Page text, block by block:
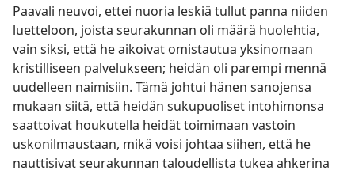
Paavali neuvoi, ettei nuoria leskiä tullut panna niiden
luetteloon, joista seurakunnan oli määrä huolehtia,
vain siksi, että he aikoivat omistautua yksinomaan
kristilliseen palvelukseen; heidän oli parempi mennä
uudelleen naimisiin. Tämä johtui hänen sanojensa
mukaan siitä, että heidän sukupuoliset intohimonsa
saattoivat houkutella heidät toimimaan vastoin
uskonilmaustaan, mikä voisi johtaa siihen, että he
nauttisivat seurakunnan taloudellista tukea ahkerina